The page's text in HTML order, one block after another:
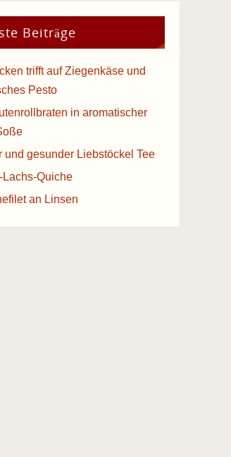
Beiträge
trifft auf Ziegenkäse und
Pesto
in aromatischer
und gesunder Liebstöckel Tee
Lachs-Quiche
an Linsen